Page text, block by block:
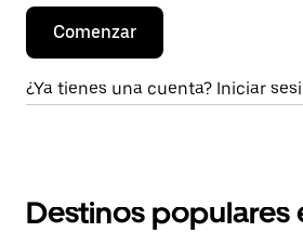
Comenzar
¿Ya tienes una cuenta? Iniciar
Destinos populares